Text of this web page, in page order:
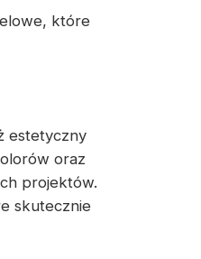
które
estetyczny
oraz
projektów.
skutecznie